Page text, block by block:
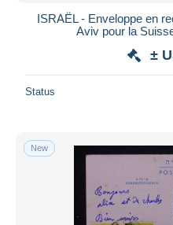
ISRAËL - Enveloppe en
Aviv pour la
±
Status
New